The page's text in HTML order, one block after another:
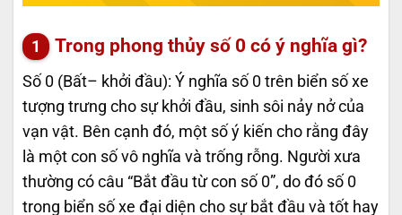
Trong phong thủy số 0 có ý nghĩa gì?
Số 0 (Bất– khởi đầu): Ý nghĩa số 0 trên biển số xe
tượng trưng cho sự khởi đầu, sinh sôi nảy nở của
vạn vật. Bên cạnh đó, một số ý kiến cho rằng đây
là một con số vô nghĩa và trống rỗng. Người xưa
thường có câu “Bắt đầu từ con số 0”, do đó số 0
trong biển số xe đại diện cho sự bắt đầu và tốt hay